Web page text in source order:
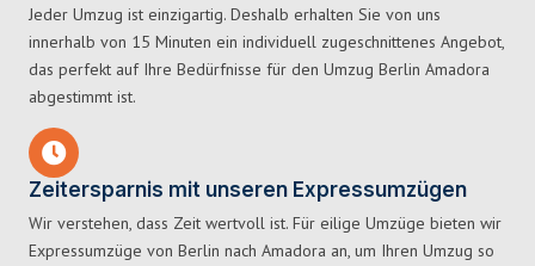
Jeder Umzug ist einzigartig. Deshalb erhalten Sie von uns
innerhalb von 15 Minuten ein individuell zugeschnittenes Angebot,
das perfekt auf Ihre Bedürfnisse für den Umzug Berlin Amadora
abgestimmt ist.
Zeitersparnis mit unseren Expressumzügen
Wir verstehen, dass Zeit wertvoll ist. Für eilige Umzüge bieten wir
Expressumzüge von Berlin nach Amadora an, um Ihren Umzug so